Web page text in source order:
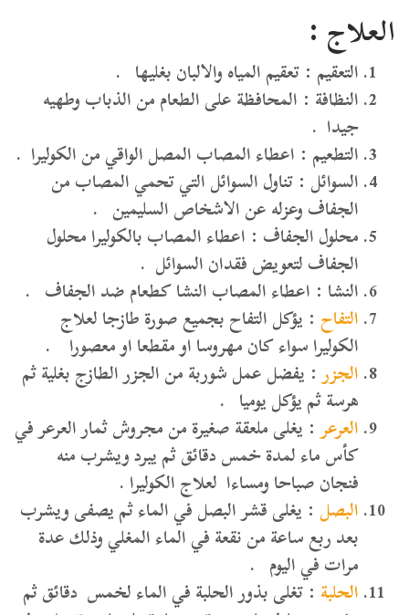
العلاج :
التعقيم : تعقيم المياه والالبان بغليها .
النظافة : المحافظة على الطعام من الذباب وطهيه
جيدا .
التطعيم : اعطاء المصاب المصل الواقي من الكوليرا .
السوائل : تناول السوائل التي تحمي المصاب من
الجفاف وعزله عن الاشخاص السليمين .
محلول الجفاف : اعطاء المصاب بالكوليرا محلول
الجفاف لتعويض فقدان السوائل .
النشا : اعطاء المصاب النشا كطعام ضد الجفاف .
التفاح : يؤكل التفاح بجميع صورة طازجا لعلاج
الكوليرا سواء كان مهروسا او مقطعا او معصورا .
الجزر : يفضل عمل شوربة من الجزر الطازج بغلية ثم
هرسة ثم يؤكل يوميا .
العرعر : يغلى ملعقة صغيرة من مجروش ثمار العرعر في
كأس ماء لمدة خمس دقائق ثم يبرد ويشرب منه
فنجان صباحا ومساءا لعلاج الكوليرا .
البصل : يغلى قشر البصل في الماء ثم يصفى ويشرب
بعد ربع ساعة من نقعة في الماء المغلي وذلك عدة
مرات في اليوم .
الحلبة : تغلى بذور الحلبة في الماء لخمس دقائق ثم